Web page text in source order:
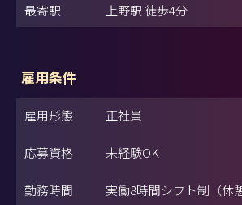
最寄駅 上野駅 徒歩4分
雇用条件
雇用形態 正社員
応募資格 未経験OK
勤務時間 実働8時間シフト制（休